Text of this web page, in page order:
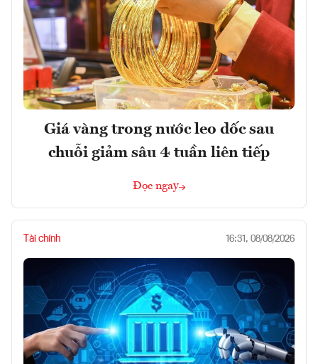
Giá vàng trong nước leo dốc sau
chuỗi giảm sâu 4 tuần liên tiếp
Đọc ngay
Tài chính 16:31, 08/08/2026